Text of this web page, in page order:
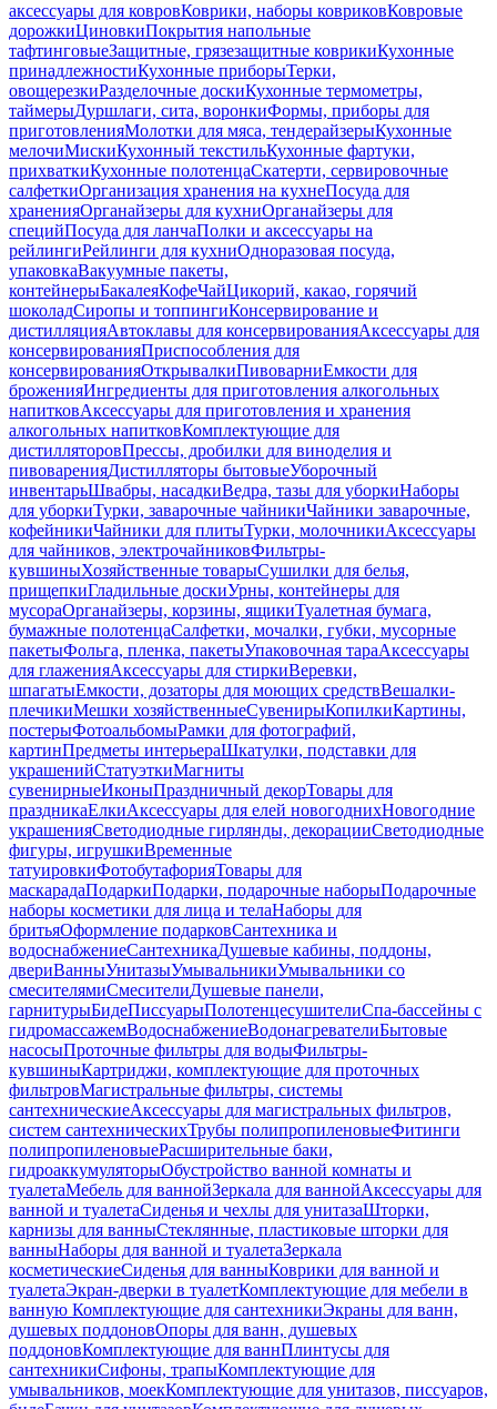
аксессуары для ковровКоврики, наборы ковриковКовровые
дорожкиЦиновкиПокрытия напольные
тафтинговыеЗащитные, грязезащитные коврикиКухонные
принадлежностиКухонные приборыТерки,
овощерезкиРазделочные доскиКухонные термометры,
таймерыДуршлаги, сита, воронкиФормы, приборы для
приготовленияМолотки для мяса, тендерайзерыКухонные
мелочиМискиКухонный текстильКухонные фартуки,
прихваткиКухонные полотенцаСкатерти, сервировочные
салфеткиОрганизация хранения на кухнеПосуда для
храненияОрганайзеры для кухниОрганайзеры для
специйПосуда для ланчаПолки и аксессуары на
рейлингиРейлинги для кухниОдноразовая посуда,
упаковкаВакуумные пакеты,
контейнерыБакалеяКофеЧайЦикорий, какао, горячий
шоколадСиропы и топпингиКонсервирование и
дистилляцияАвтоклавы для консервированияАксессуары для
консервированияПриспособления для
консервированияОткрывалкиПивоварниЕмкости для
броженияИнгредиенты для приготовления алкогольных
напитковАксессуары для приготовления и хранения
алкогольных напитковКомплектующие для
дистилляторовПрессы, дробилки для виноделия и
пивоваренияДистилляторы бытовыеУборочный
инвентарьШвабры, насадкиВедра, тазы для уборкиНаборы
для уборкиТурки, заварочные чайникиЧайники заварочные,
кофейникиЧайники для плитыТурки, молочникиАксессуары
для чайников, электрочайниковФильтры-
кувшиныХозяйственные товарыСушилки для белья,
прищепкиГладильные доскиУрны, контейнеры для
мусораОрганайзеры, корзины, ящикиТуалетная бумага,
бумажные полотенцаСалфетки, мочалки, губки, мусорные
пакетыФольга, пленка, пакетыУпаковочная тараАксессуары
для глаженияАксессуары для стиркиВеревки,
шпагатыЕмкости, дозаторы для моющих средствВешалки-
плечикиМешки хозяйственныеСувенирыКопилкиКартины,
постерыФотоальбомыРамки для фотографий,
картинПредметы интерьераШкатулки, подставки для
украшенийСтатуэткиМагниты
сувенирныеИконыПраздничный декорТовары для
праздникаЕлкиАксессуары для елей новогоднихНовогодние
украшенияСветодиодные гирлянды, декорацииСветодиодные
фигуры, игрушкиВременные
татуировкиФотобутафорияТовары для
маскарадаПодаркиПодарки, подарочные наборыПодарочные
наборы косметики для лица и телаНаборы для
бритьяОформление подарковСантехника и
водоснабжениеСантехникаДушевые кабины, поддоны,
двериВанныУнитазыУмывальникиУмывальники со
смесителямиСмесителиДушевые панели,
гарнитурыБидеПиссуарыПолотенцесушителиСпа-бассейны с
гидромассажемВодоснабжениеВодонагревателиБытовые
насосыПроточные фильтры для водыФильтры-
кувшиныКартриджи, комплектующие для проточных
фильтровМагистральные фильтры, системы
сантехническиеАксессуары для магистральных фильтров,
систем сантехническихТрубы полипропиленовыеФитинги
полипропиленовыеРасширительные баки,
гидроаккумуляторыОбустройство ванной комнаты и
туалетаМебель для ваннойЗеркала для ваннойАксессуары для
ванной и туалетаСиденья и чехлы для унитазаШторки,
карнизы для ванныСтеклянные, пластиковые шторки для
ванныНаборы для ванной и туалетаЗеркала
косметическиеСиденья для ванныКоврики для ванной и
туалетаЭкран-дверки в туалетКомплектующие для мебели в
ванную Комплектующие для сантехникиЭкраны для ванн,
душевых поддоновОпоры для ванн, душевых
поддоновКомплектующие для ваннПлинтусы для
сантехникиСифоны, трапыКомплектующие для
умывальников, моекКомплектующие для унитазов, писсуаров,